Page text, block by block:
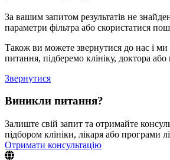
За вашим запитом результатів не
параметри фільтра або скористатися
Також ви можете звернутися до нас і ми
питання, підберемо клініку, доктора
Звернутися
Виникли питання?
Залиште свій запит та отримайте
підбором клініки, лікаря або програми
Отримати консультацію